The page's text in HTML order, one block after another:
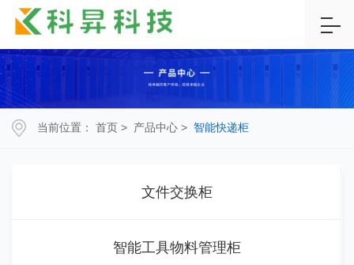
当前位置： 首页 > 产品中心 > 智能快递柜
文件交换柜
智能工具物料管理柜